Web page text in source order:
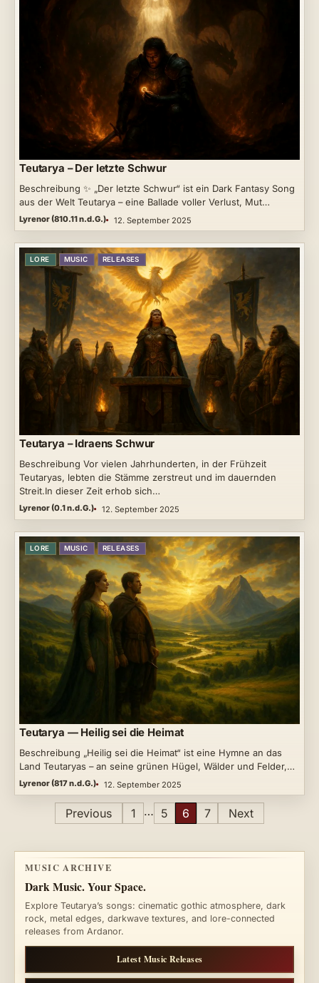
Teutarya – Der letzte Schwur
Beschreibung ✨ „Der letzte Schwur“ ist ein Dark Fantasy Song
aus der Welt Teutarya – eine Ballade voller Verlust, Mut…
Lyrenor (810.11 n.d.G.) 12. September 2025
LORE MUSIC RELEASES
Teutarya – Idraens Schwur
Beschreibung Vor vielen Jahrhunderten, in der Frühzeit
Teutaryas, lebten die Stämme zerstreut und im dauernden
Streit.In dieser Zeit erhob sich…
Lyrenor (0.1 n.d.G.) 12. September 2025
LORE MUSIC RELEASES
Teutarya — Heilig sei die Heimat
Beschreibung „Heilig sei die Heimat“ ist eine Hymne an das
Land Teutaryas – an seine grünen Hügel, Wälder und Felder,…
Lyrenor (817 n.d.G.) 12. September 2025
Previous 1 … 5 6 7 Next
MUSIC ARCHIVE
Dark Music. Your Space.
Explore Teutarya’s songs: cinematic gothic atmosphere, dark
rock, metal edges, darkwave textures, and lore-connected
releases from Ardanor.
Latest Music Releases